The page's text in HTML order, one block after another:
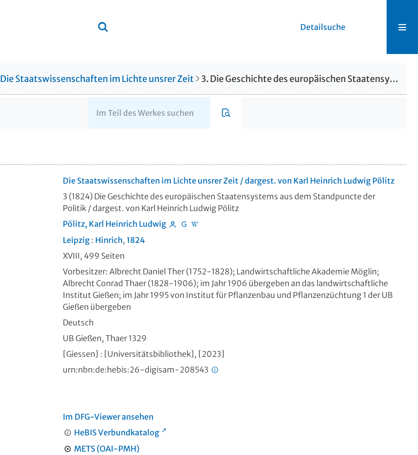
Detailsuche
Die Staatswissenschaften im Lichte unsrer Zeit 3. Die Geschichte des europäischen Staatensystems aus dem Standpuncte der Politik
Die Staatswissenschaften im Lichte unsrer Zeit / dargest. von Karl Heinrich Ludwig Pölitz
3 (1824) Die Geschichte des europäischen Staatensystems aus dem Standpuncte der
Politik / dargest. von Karl Heinrich Ludwig Pölitz
Pölitz, Karl Heinrich Ludwig
Leipzig : Hinrich, 1824
XVIII, 499 Seiten
Vorbesitzer: Albrecht Daniel Ther (1752-1828); Landwirtschaftliche Akademie Möglin;
Albrecht Conrad Thaer (1828-1906); im Jahr 1906 übergeben an das landwirtschaftliche
Institut Gießen; im Jahr 1995 von Institut für Pflanzenbau und Pflanzenzüchtung 1 der UB
Gießen übergeben
Deutsch
UB Gießen, Thaer 1329
[Giessen] : [Universitätsbibliothek], [2023]
urn:nbn:de:hebis:26-digisam-208543
Im DFG-Viewer ansehen
HeBIS Verbundkatalog
METS (OAI-PMH)